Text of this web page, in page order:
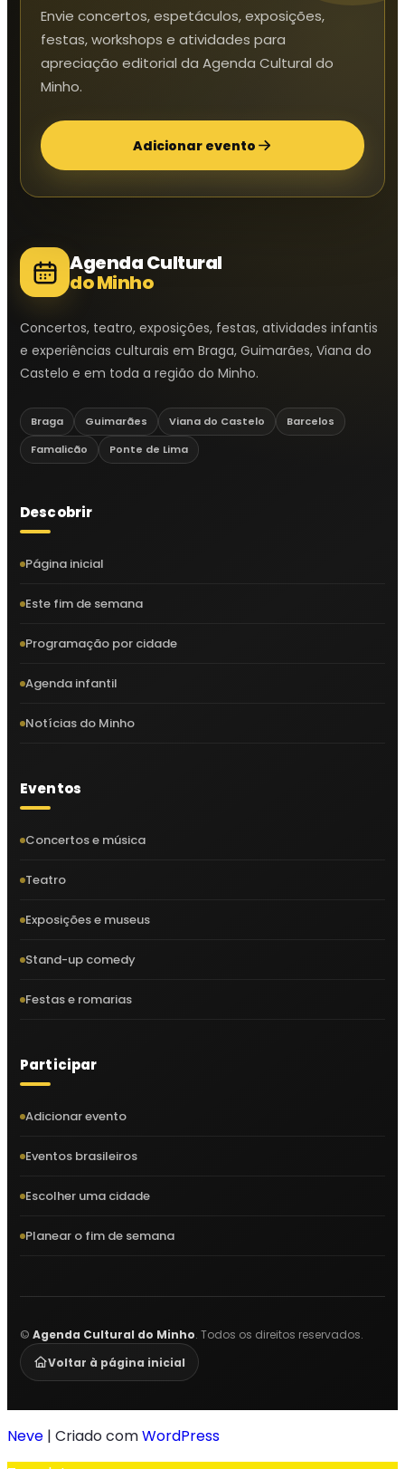
Envie concertos, espetáculos, exposições,
festas, workshops e atividades para
apreciação editorial da Agenda Cultural do
Minho.
Adicionar evento
Agenda Cultural
do Minho
Concertos, teatro, exposições, festas, atividades infantis
e experiências culturais em Braga, Guimarães, Viana do
Castelo e em toda a região do Minho.
Braga Guimarães Viana do Castelo
Barcelos
Famalicão
Ponte de Lima
Descobrir
Página inicial
Este fim de semana
Programação por cidade
Agenda infantil
Notícias do Minho
Eventos
Concertos e música
Teatro
Exposições e museus
Stand-up comedy
Festas e romarias
Participar
Adicionar evento
Eventos brasileiros
Escolher uma cidade
Planear o fim de semana
© Agenda Cultural do Minho. Todos os direitos reservados.
Voltar à página inicial
Neve | Criado comWordPress